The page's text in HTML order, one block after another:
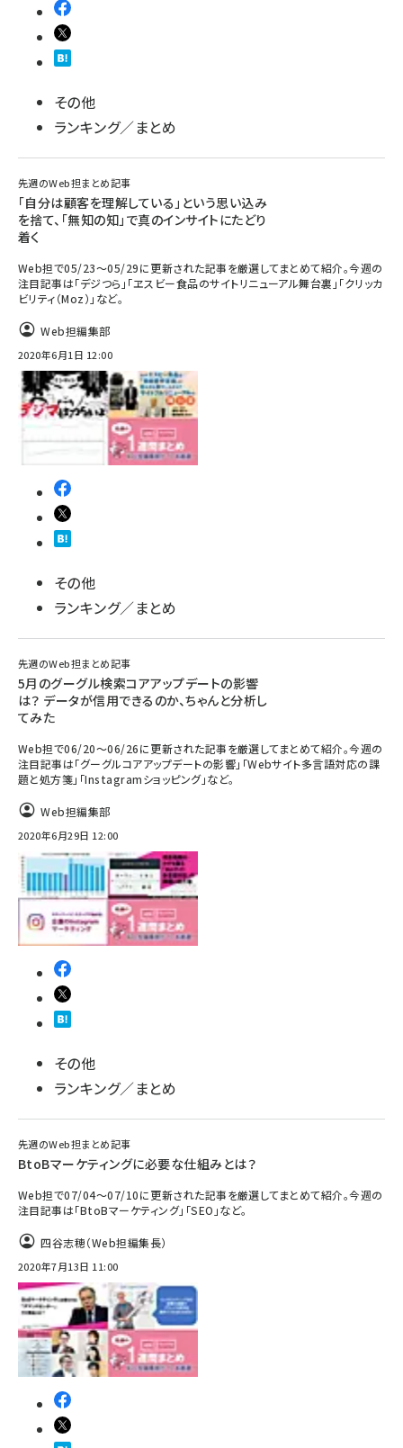
その他
ランキング／まとめ
先週のWeb担まとめ記事
「自分は顧客を理解している」という思い込み
を捨て、「無知の知」で真のインサイトにたどり
着く
Web担で05/23～05/29に更新された記事を厳選してまとめて紹介。今週の
注目記事は「デジつら」「ヱスビー食品のサイトリニューアル舞台裏」「クリッカ
ビリティ（Moz）」など。
Web担編集部
2020年6月1日 12:00
その他
ランキング／まとめ
先週のWeb担まとめ記事
5月のグーグル検索コアアップデートの影響
は？ データが信用できるのか、ちゃんと分析し
てみた
Web担で06/20～06/26に更新された記事を厳選してまとめて紹介。今週の
注目記事は「グーグルコアアップデートの影響」「Webサイト多言語対応の課
題と処方箋」「Instagramショッピング」など。
Web担編集部
2020年6月29日 12:00
その他
ランキング／まとめ
先週のWeb担まとめ記事
BtoBマーケティングに必要な仕組みとは？
Web担で07/04～07/10に更新された記事を厳選してまとめて紹介。今週の
注目記事は「BtoBマーケティング」「SEO」など。
四谷志穂（Web担編集長）
2020年7月13日 11:00